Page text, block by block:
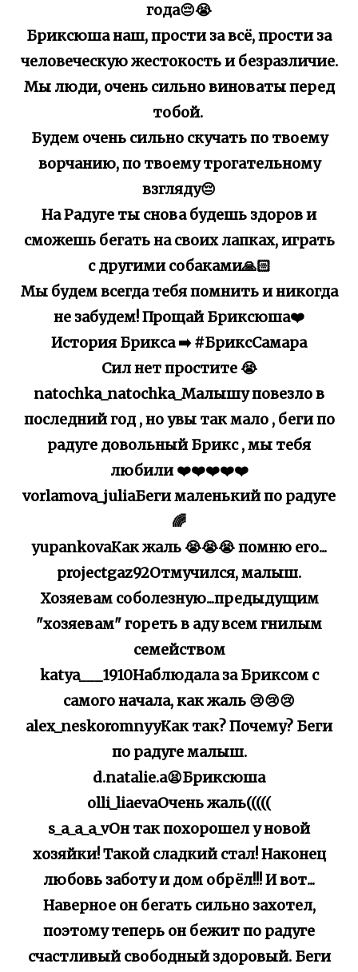
года😔😭
Бриксюша наш, прости за всё, прости за
человеческую жестокость и безразличие.
Мы люди, очень сильно виноваты перед
тобой.
Будем очень сильно скучать по твоему
ворчанию, по твоему трогательному
взгляду😔
На Радуге ты снова будешь здоров и
сможешь бегать на своих лапках, играть
с другими собаками🙏🏻
Мы будем всегда тебя помнить и никогда
не забудем! Прощай Бриксюша❤️
История Брикса ➡️ #БриксСамара
Сил нет простите 😭
natochka_natochka_Малышу повезло в
последний год , но увы так мало , беги по
радуге довольный Брикс , мы тебя
любили ❤️❤️❤️❤️❤️
vorlamova_juliaБеги маленький по радуге
🌈
yupankovaКак жаль 😭😭😭 помню его...
projectgaz92Отмучился, малыш.
Хозяевам соболезную...предыдущим
"хозяевам" гореть в аду всем гнилым
семейством
katya___1910Наблюдала за Бриксом с
самого начала, как жаль 😢😢😢
alex_neskoromnyyКак так? Почему? Беги
по радуге малыш.
d.natalie.a😫Бриксюша
olli_liaevaОчень жаль(((((
s_a_a_a_vОн так похорошел у новой
хозяйки! Такой сладкий стал! Наконец
любовь заботу и дом обрёл!!! И вот...
Наверное он бегать сильно захотел,
поэтому теперь он бежит по радуге
счастливый свободный здоровый. Беги